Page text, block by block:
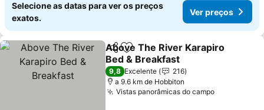
Selecione as datas para ver os preços
exatos.
Ver preços
PartilharAdicionar aos favoritos
Above The River Karapiro
Bed & Breakfast
Ver preços
9,8 Excelente
216
a 9.6 km de Hobbiton
Vistas panorâmicas do campoVer preços